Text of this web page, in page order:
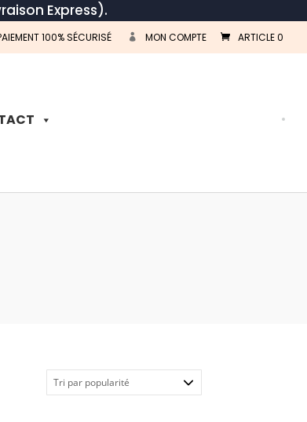
Express).
100% SÉCURISÉ MON COMPTE ARTICLE 0